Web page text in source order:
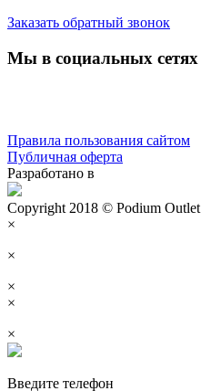
Заказать обратный звонок
Мы в социальных сетях
Правила пользования сайтом
Публичная оферта
Разработано в
Copyright 2018 © Podium Outlet
×
×
×
×
×
Введите телефон